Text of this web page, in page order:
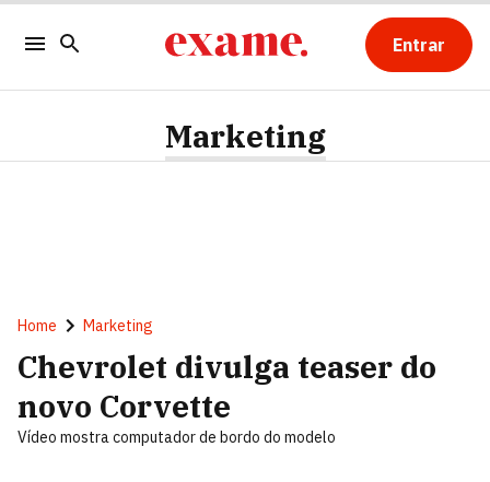
Entrar
Marketing
Home Marketing
Chevrolet divulga teaser do
novo Corvette
Vídeo mostra computador de bordo do modelo